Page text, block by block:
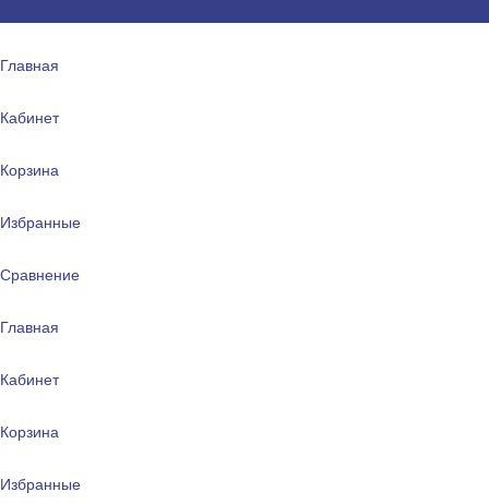
Главная
Кабинет
Корзина
Избранные
Сравнение
Главная
Кабинет
Корзина
Избранные